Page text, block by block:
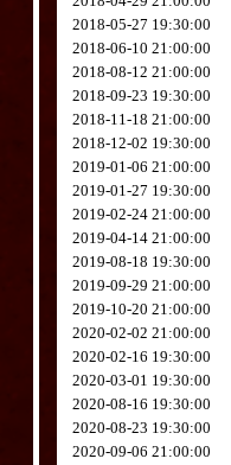
2018-05-27 19:30:00
2018-06-10 21:00:00
2018-08-12 21:00:00
2018-09-23 19:30:00
2018-11-18 21:00:00
2018-12-02 19:30:00
2019-01-06 21:00:00
2019-01-27 19:30:00
2019-02-24 21:00:00
2019-04-14 21:00:00
2019-08-18 19:30:00
2019-09-29 21:00:00
2019-10-20 21:00:00
2020-02-02 21:00:00
2020-02-16 19:30:00
2020-03-01 19:30:00
2020-08-16 19:30:00
2020-08-23 19:30:00
2020-09-06 21:00:00